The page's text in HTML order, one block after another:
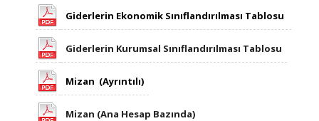
Giderlerin Ekonomik Sınıflandırılması Tablosu
Giderlerin Kurumsal Sınıflandırılması Tablosu
Mizan (Ayrıntılı)
Mizan (Ana Hesap Bazında)